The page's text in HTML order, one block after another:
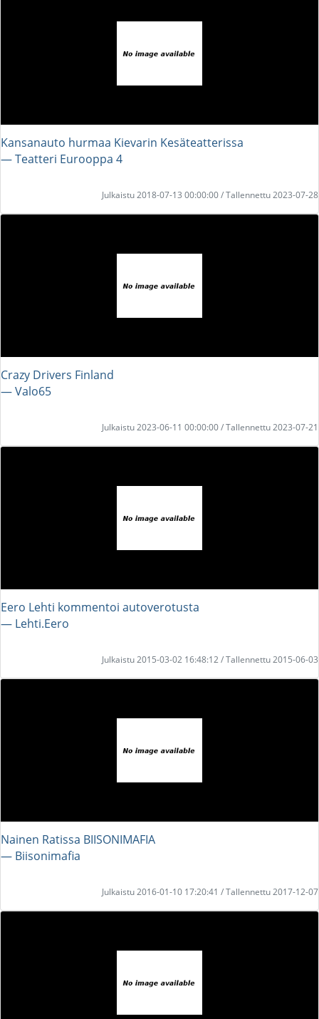
Kansanauto hurmaa Kievarin Kesäteatterissa
― Teatteri Eurooppa 4
Julkaistu 2018-07-13 00:00:00 / Tallennettu 2023-07-28
Crazy Drivers Finland
― Valo65
Julkaistu 2023-06-11 00:00:00 / Tallennettu 2023-07-21
Eero Lehti kommentoi autoverotusta
― Lehti.Eero
Julkaistu 2015-03-02 16:48:12 / Tallennettu 2015-06-03
Nainen Ratissa BIISONIMAFIA
― Biisonimafia
Julkaistu 2016-01-10 17:20:41 / Tallennettu 2017-12-07